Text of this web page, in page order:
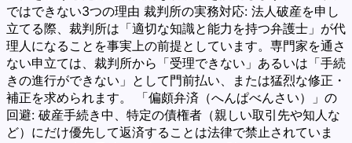
ではできない3つの理由 裁判所の実務対応: 法人破産を申し
立てる際、裁判所は「適切な知識と能力を持つ弁護士」が代
理人になることを事実上の前提としています。専門家を通さ
ない申立ては、裁判所から「受理できない」あるいは「手続
きの進行ができない」として門前払い、または猛烈な修正・
補正を求められます。 「偏頗弁済（へんぱべんさい）」の
回避: 破産手続き中、特定の債権者（親しい取引先や知人な
ど）にだけ優先して返済することは法律で禁止されていま